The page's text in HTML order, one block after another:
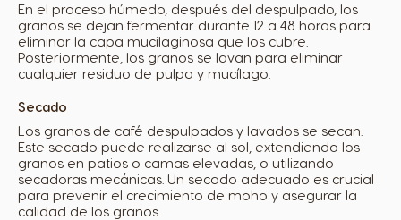
En el proceso húmedo, después del despulpado, los
granos se dejan fermentar durante 12 a 48 horas para
eliminar la capa mucilaginosa que los cubre.
Posteriormente, los granos se lavan para eliminar
cualquier residuo de pulpa y mucílago.
Secado
Los granos de café despulpados y lavados se secan.
Este secado puede realizarse al sol, extendiendo los
granos en patios o camas elevadas, o utilizando
secadoras mecánicas. Un secado adecuado es crucial
para prevenir el crecimiento de moho y asegurar la
calidad de los granos.